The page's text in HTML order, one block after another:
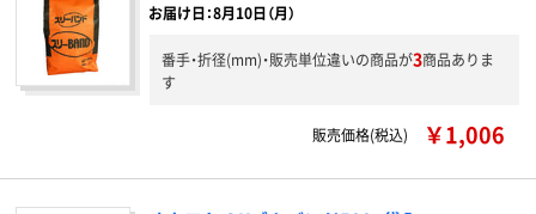
お届け日：8月10日（月）
番手・折径(mm)・販売単位違いの商品が3商品ありま
す
販売価格(税込) ￥1,006